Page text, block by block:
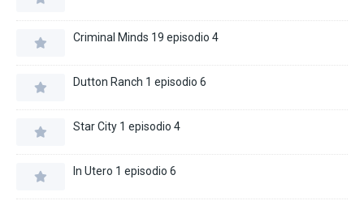
Criminal Minds 19 episodio 4
Dutton Ranch 1 episodio 6
Star City 1 episodio 4
In Utero 1 episodio 6